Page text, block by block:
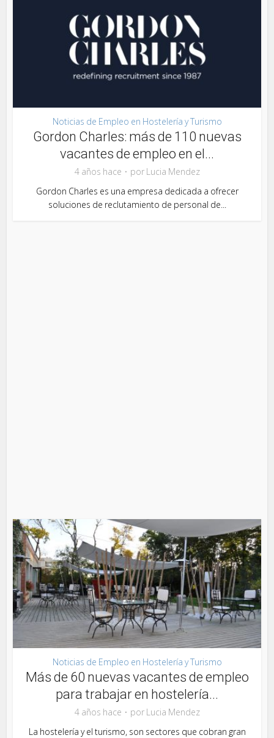
Noticias de Empleo en Hostelería y Turismo
Gordon Charles: más de 110 nuevas
vacantes de empleo en el...
4 años hace por Lucia Mendez
Gordon Charles es una empresa dedicada a ofrecer
soluciones de reclutamiento de personal de...
Noticias de Empleo en Hostelería y Turismo
Más de 60 nuevas vacantes de empleo
para trabajar en hostelería...
4 años hace por Lucia Mendez
La hostelería y el turismo, son sectores que cobran gran